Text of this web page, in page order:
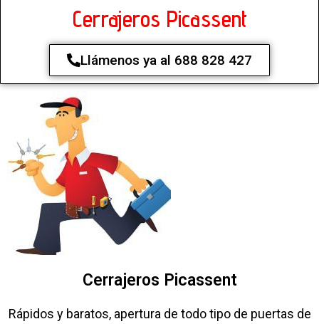
Cerrajeros Picassent
Llámenos ya al 688 828 427
Cerrajeros Picassent
Rápidos y baratos, apertura de todo tipo de puertas de